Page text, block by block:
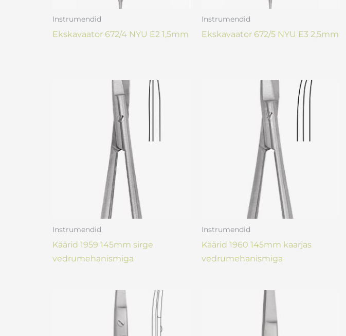
Instrumendid
Ekskavaator 672/4 NYU E2 1,5mm
Instrumendid
Ekskavaator 672/5 NYU E3 2,5mm
Instrumendid
Käärid 1959 145mm sirge
vedrumehanismiga
Instrumendid
Käärid 1960 145mm kaarjas
vedrumehanismiga